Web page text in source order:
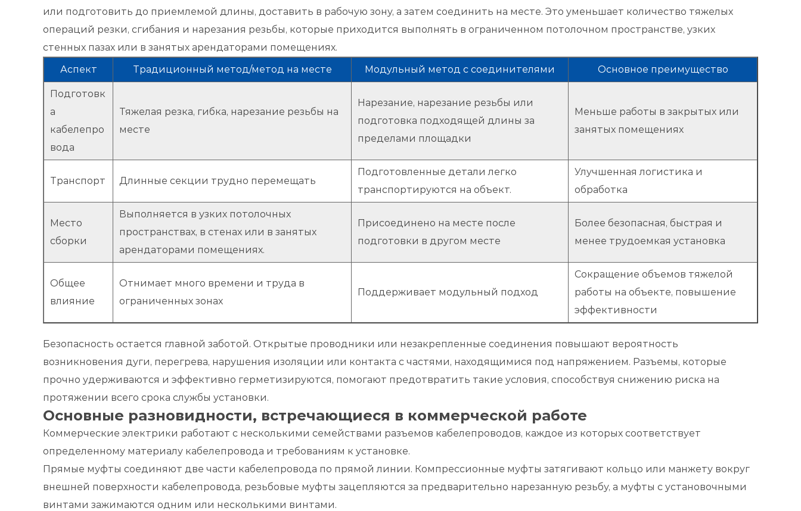
или подготовить до приемлемой длины, доставить в рабочую зону, а затем соединить на месте. Это уменьшает количество тяжелых
операций резки, сгибания и нарезания резьбы, которые приходится выполнять в ограниченном потолочном пространстве, узких
стенных пазах или в занятых арендаторами помещениях.
Аспект
Традиционный метод/метод на месте Модульный метод с соединителями Основное преимущество
Подготовк
а
кабелепро
вода
Тяжелая резка, гибка, нарезание резьбы на
месте
Нарезание, нарезание резьбы или
подготовка подходящей длины за
пределами площадки
Меньше работы в закрытых или
занятых помещениях
Транспорт Длинные секции трудно перемещать
Подготовленные детали легко
транспортируются на объект.
Улучшенная логистика и
обработка
Место
сборки
Выполняется в узких потолочных
пространствах, в стенах или в занятых
арендаторами помещениях.
Присоединено на месте после
подготовки в другом месте
Более безопасная, быстрая и
менее трудоемкая установка
Общее
влияние
Отнимает много времени и труда в
ограниченных зонах
Поддерживает модульный подход
Сокращение объемов тяжелой
работы на объекте, повышение
эффективности
Безопасность остается главной заботой. Открытые проводники или незакрепленные соединения повышают вероятность
возникновения дуги, перегрева, нарушения изоляции или контакта с частями, находящимися под напряжением. Разъемы, которые
прочно удерживаются и эффективно герметизируются, помогают предотвратить такие условия, способствуя снижению риска на
протяжении всего срока службы установки.
Основные разновидности, встречающиеся в коммерческой работе
Коммерческие электрики работают с несколькими семействами разъемов кабелепроводов, каждое из которых соответствует
определенному материалу кабелепровода и требованиям к установке.
Прямые муфты соединяют две части кабелепровода по прямой линии. Компрессионные муфты затягивают кольцо или манжету вокруг
внешней поверхности кабелепровода, резьбовые муфты зацепляются за предварительно нарезанную резьбу, а муфты с установочными
винтами зажимаются одним или несколькими винтами.